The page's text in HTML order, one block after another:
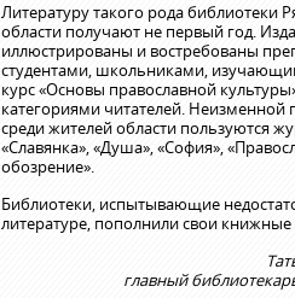
Литературу такого рода библиотеки
области получают не первый год.
иллюстрированы и востребованы
студентами, школьниками,
курс «Основы православной
категориями читателей. Неизменной
среди жителей области пользуются
«Славянка», «Душа», «София»,
обозрение».
Библиотеки, испытывающие
литературе, пополнили свои
главный